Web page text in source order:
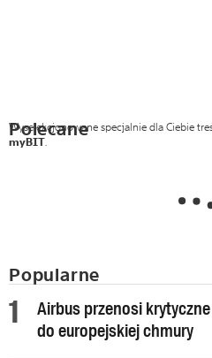
Polecane
Wyselekcjonowane specjalnie dla Ciebie
myBIT.
Popularne
Airbus przenosi
do europejskiej chmury